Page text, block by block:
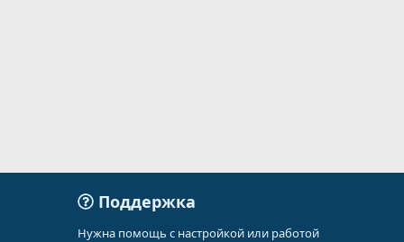
Поддержка
Нужна помощь с настройкой или работой